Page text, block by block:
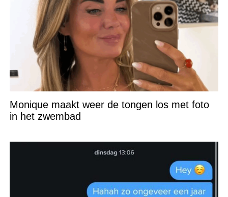
Monique maakt weer de tongen los met foto
in het zwembad